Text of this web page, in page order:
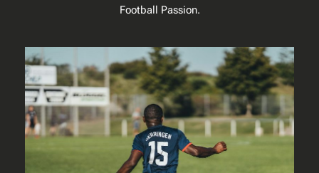
Football Passion.